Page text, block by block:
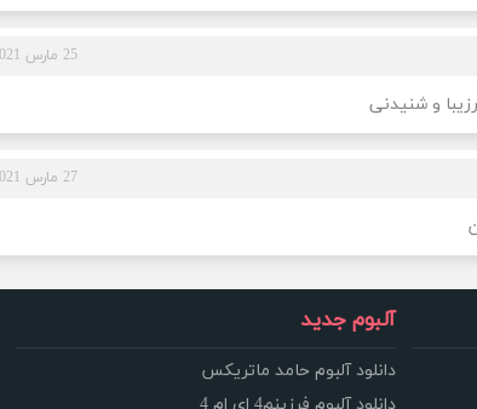
25 مارس 2021
و شنیدنی
27 مارس 2021
آلبوم جدید
دانلود آلبوم حامد ماتریکس
دانلود آلبوم فرزینم4 ای ام 4